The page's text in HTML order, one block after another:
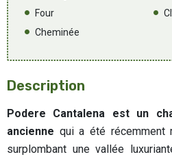
Four
Cheminée
Description
Podere Cantalena est un
ancienne qui a été récemment
surplombant une vallée